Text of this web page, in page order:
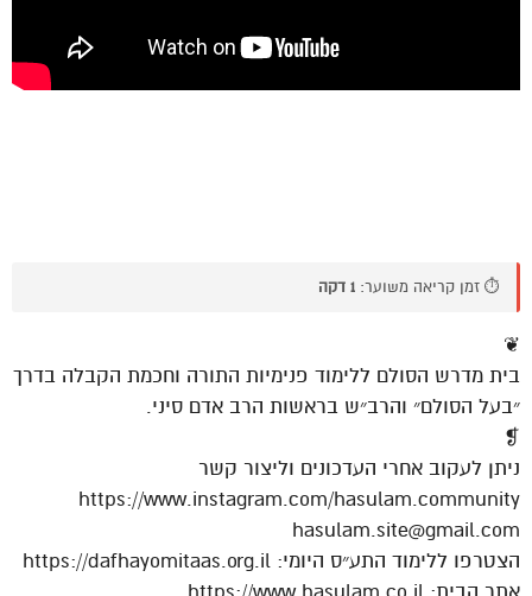
⏱️ זמן קריאה משוער: 1 דקה
❦
בית מדרש הסולם ללימוד פנימיות התורה וחכמת הקבלה בדרך
״בעל הסולם״ והרב״ש בראשות הרב אדם סיני.
❡
ניתן לעקוב אחרי העדכונים וליצור קשר
https://www.instagram.com/hasulam.community
hasulam.site@gmail.com
הצטרפו ללימוד התע״ס היומי: https://dafhayomitaas.org.il